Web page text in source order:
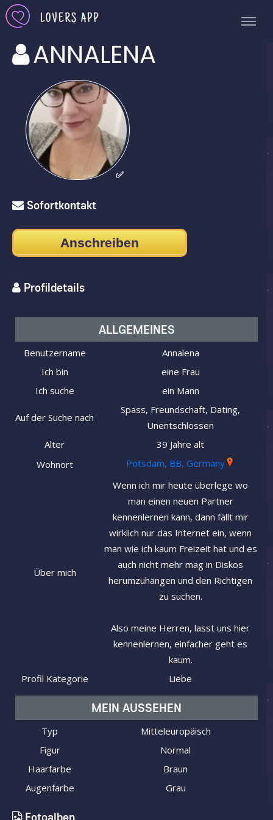
ANNALENA
✅
Sofortkontakt
Anschreiben
Profildetails
ALLGEMEINES
Benutzername
Annalena
Ich bin
eine Frau
Ich suche
ein Mann
Auf der Suche nach
Spass, Freundschaft, Dating,
Unentschlossen
Alter
39 Jahre alt
Wohnort
Potsdam, BB, Germany
Über mich
Wenn ich mir heute überlege wo
man einen neuen Partner
kennenlernen kann, dann fällt mir
wirklich nur das Internet ein, wenn
man wie ich kaum Freizeit hat und es
auch nicht mehr mag in Diskos
herumzuhängen und den Richtigen
zu suchen.
Also meine Herren, lasst uns hier
kennenlernen, einfacher geht es
kaum.
Profil Kategorie
Liebe
MEIN AUSSEHEN
Typ
Mitteleuropäisch
Figur
Normal
Haarfarbe
Braun
Augenfarbe
Grau
Fotoalben